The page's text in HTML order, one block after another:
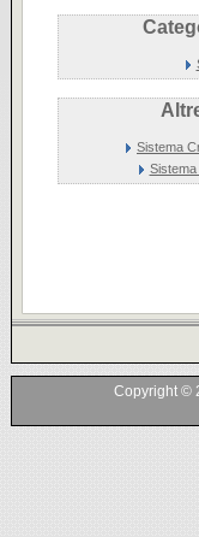
Sistema
Copyright ©